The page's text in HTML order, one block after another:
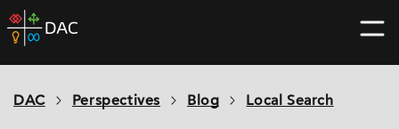
Skip
to
home
DAC Perspectives Blog Local Search